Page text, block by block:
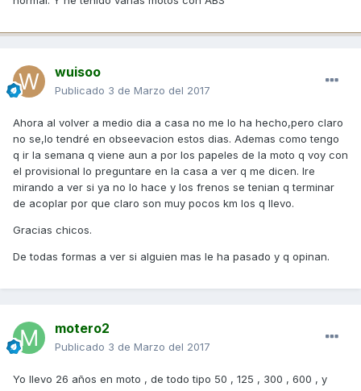
wuisoo
Publicado 3 de Marzo del 2017
Ahora al volver a medio dia a casa no me lo ha hecho,pero claro
no se,lo tendré en obseevacion estos dias. Ademas como tengo
q ir la semana q viene aun a por los papeles de la moto q voy con
el provisional lo preguntare en la casa a ver q me dicen. Ire
mirando a ver si ya no lo hace y los frenos se tenian q terminar
de acoplar por que claro son muy pocos km los q llevo.
Gracias chicos.
De todas formas a ver si alguien mas le ha pasado y q opinan.
motero2
Publicado 3 de Marzo del 2017
Yo llevo 26 años en moto , de todo tipo 50 , 125 , 300 , 600 , y